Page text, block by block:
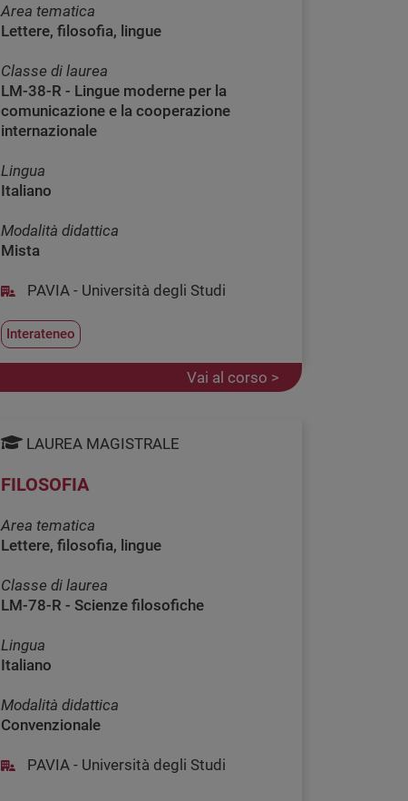
Area tematica
Lettere, filosofia, lingue
Classe di laurea
LM-38-R - Lingue moderne per la
comunicazione e la cooperazione
internazionale
Lingua
Italiano
Modalità didattica
Mista
PAVIA - Università degli Studi
Interateneo
Vai al corso >
LAUREA MAGISTRALE
FILOSOFIA
Area tematica
Lettere, filosofia, lingue
Classe di laurea
LM-78-R - Scienze filosofiche
Lingua
Italiano
Modalità didattica
Convenzionale
PAVIA - Università degli Studi